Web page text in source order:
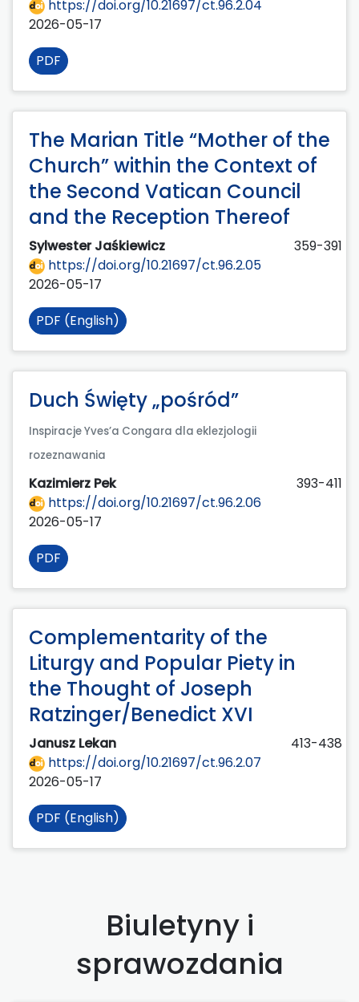
https://doi.org/10.21697/ct.96.2.04
2026-05-17
PDF
The Marian Title “Mother of the
Church” within the Context of
the Second Vatican Council
and the Reception Thereof
Sylwester Jaśkiewicz
359-391
https://doi.org/10.21697/ct.96.2.05
2026-05-17
PDF (English)
Duch Święty „pośród”
Inspiracje Yves’a Congara dla eklezjologii
rozeznawania
Kazimierz Pek
393-411
https://doi.org/10.21697/ct.96.2.06
2026-05-17
PDF
Complementarity of the
Liturgy and Popular Piety in
the Thought of Joseph
Ratzinger/Benedict XVI
Janusz Lekan
413-438
https://doi.org/10.21697/ct.96.2.07
2026-05-17
PDF (English)
Biuletyny i
sprawozdania